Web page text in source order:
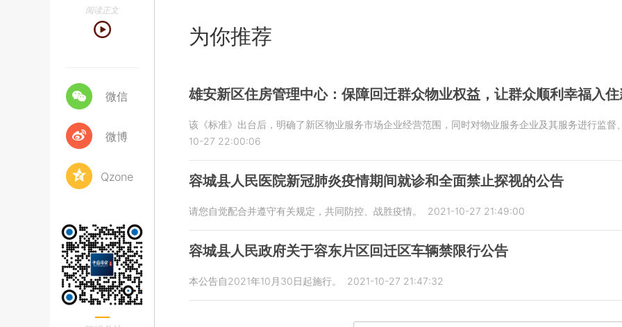
阅读正文
微信
微博
Qzone
为你推荐
雄安新区住房管理中心：保障回迁群众物业权益，让群众顺利幸福入
该《标准》出台后，明确了新区物业服务市场企业经营范围，同时对物业服务企业及其服务进行监
10-27 22:00:06
容城县人民医院新冠肺炎疫情期间就诊和全面禁止探视的公告
请您自觉配合并遵守有关规定，共同防控、战胜疫情。 2021-10-27 21:49:00
容城县人民政府关于容东片区回迁区车辆禁限行公告
本公告自2021年10月30日起施行。 2021-10-27 21:47:32